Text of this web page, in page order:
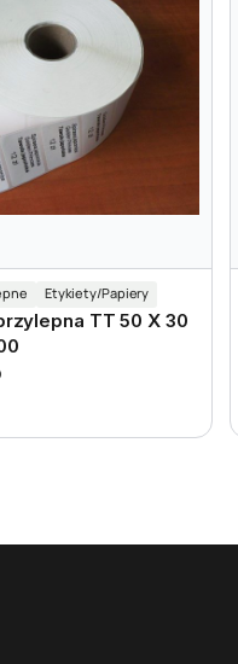
Etykiety/Papiery
TT 50 X 30